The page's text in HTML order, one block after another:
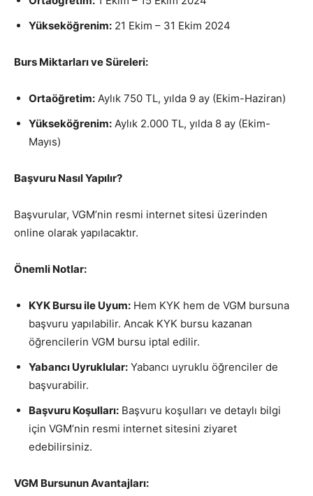
Yükseköğrenim: 21 Ekim – 31 Ekim 2024
Burs Miktarları ve Süreleri:
Ortaöğretim: Aylık 750 TL, yılda 9 ay (Ekim-Haziran)
Yükseköğrenim: Aylık 2.000 TL, yılda 8 ay (Ekim-
Mayıs)
Başvuru Nasıl Yapılır?
Başvurular, VGM’nin resmi internet sitesi üzerinden
online olarak yapılacaktır.
Önemli Notlar:
KYK Bursu ile Uyum: Hem KYK hem de VGM bursuna
başvuru yapılabilir. Ancak KYK bursu kazanan
öğrencilerin VGM bursu iptal edilir.
Yabancı Uyruklular: Yabancı uyruklu öğrenciler de
başvurabilir.
Başvuru Koşulları: Başvuru koşulları ve detaylı bilgi
için VGM’nin resmi internet sitesini ziyaret
edebilirsiniz.
VGM Bursunun Avantajları: